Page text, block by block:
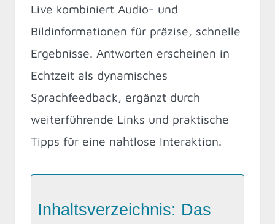
Live kombiniert Audio- und
Bildinformationen für präzise, schnelle
Ergebnisse. Antworten erscheinen in
Echtzeit als dynamisches
Sprachfeedback, ergänzt durch
weiterführende Links und praktische
Tipps für eine nahtlose Interaktion.
Inhaltsverzeichnis: Das